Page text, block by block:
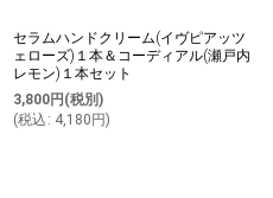
セラムハンドクリーム(イヴピアッツ
ェローズ)１本＆コーディアル(瀬戸内
レモン)１本セット
3,800円 (税別)
(税込 : 4,180 円)